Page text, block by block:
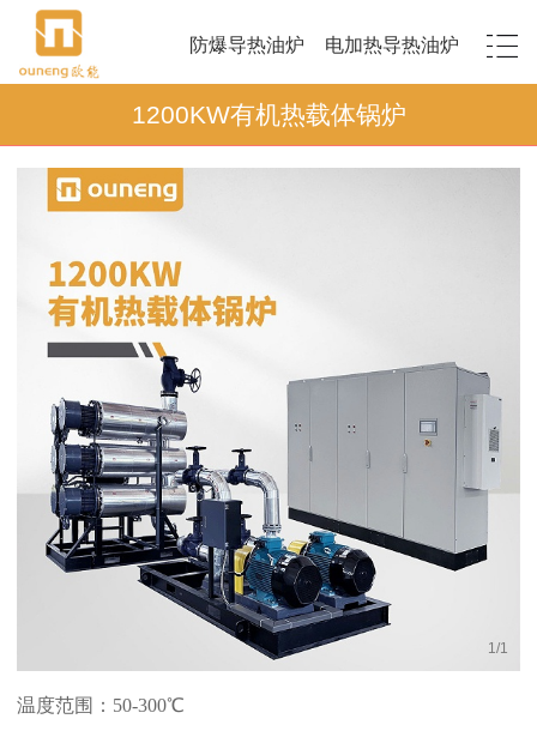
防爆导热油炉 电加热导热油炉
1200KW有机热载体锅炉
1 /1
温度范围：50-300℃